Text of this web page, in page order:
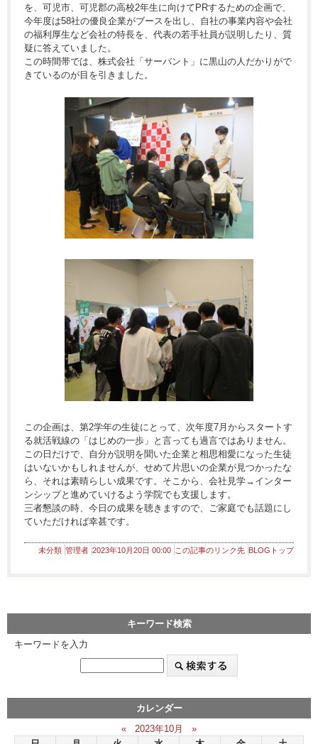
を、可児市、可児郡の高校2年生に向けてPRするための企画で、
今年度は58社の優良企業がブースを出し、自社の事業内容や会社
の福利厚生など会社の特長を、代表の若手社員が説明したり、質
疑に答えていました。
この時間帯では、株式会社「サーバント」に黒山の人だかりがで
きているのが目を引きました。
この企画は、第2学年の生徒にとって、次年度7月からスタートす
る就活戦線の「はじめの一歩」と言っても過言ではありません。
この日だけで、自分が説明を聞いた企業と相思相愛になった生徒
はいないかもしれませんが、せめて片思いの企業が見つかったな
ら、それは素晴らしい成果です。そこから、会社見学→インター
ンシップと進めていけるよう学院でも支援します。
三者懇談の時、今日の成果を聴きますので、ご家庭でも話題にし
ていただければ幸甚です。
未分類 管理者 2023年10月20日 00:00 この記事のリンク先 BLOGトップ
キーワード検索
キーワードを入力
カレンダー
«
2023年10月
»